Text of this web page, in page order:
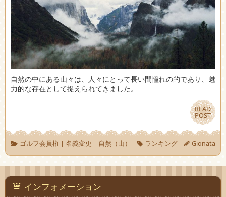
自然の中にある山々は、人々にとって長い間憧れの的であり、魅
力的な存在として捉えられてきました。
READ
POST
READ
POST
ゴルフ会員権| 名義変更 | 自然（山） ランキング Gionata
インフォメーション